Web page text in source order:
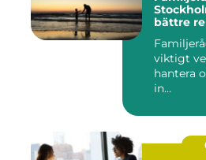
bättre
viktigt
hantera
in...